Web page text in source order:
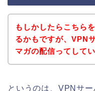
もしかしたらこちら
るかもですが、VPN
マガの配信ってして
というのは、VPNサ